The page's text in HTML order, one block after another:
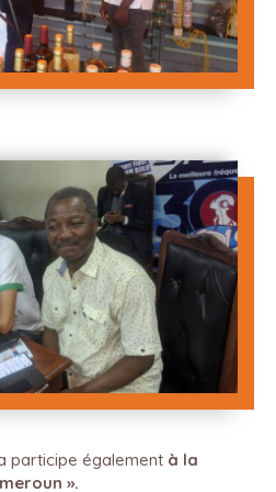
participe également à la
».